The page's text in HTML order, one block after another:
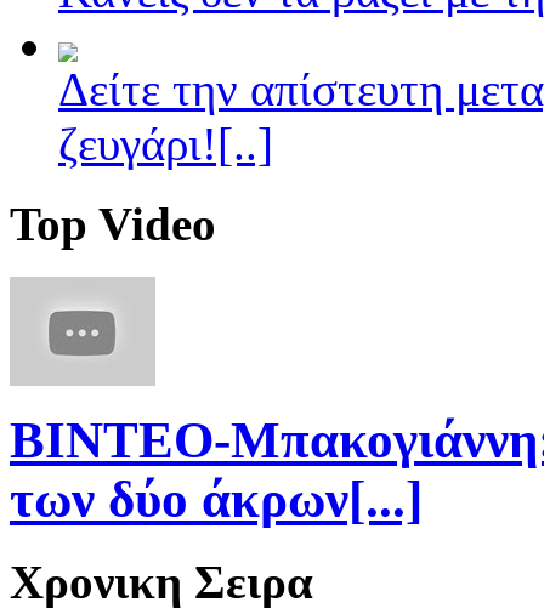
Δείτε την απίστευτη
ζευγάρι![..]
Top Video
ΒΙΝΤΕΟ-
των δύο άκρων[...]
Χρονικη Σειρα